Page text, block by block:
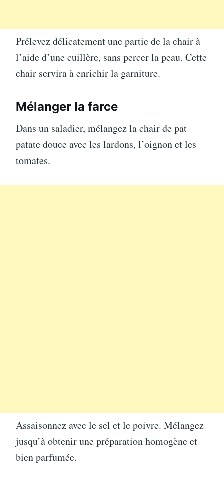
Prélevez délicatement une partie de la chair à
l’aide d’une cuillère, sans percer la peau. Cette
chair servira à enrichir la garniture.
Mélanger la farce
Dans un saladier, mélangez la chair de pat
patate douce avec les lardons, l’oignon et les
tomates.
Assaisonnez avec le sel et le poivre. Mélangez
jusqu’à obtenir une préparation homogène et
bien parfumée.